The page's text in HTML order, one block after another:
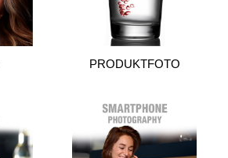
PRODUKTFOTO